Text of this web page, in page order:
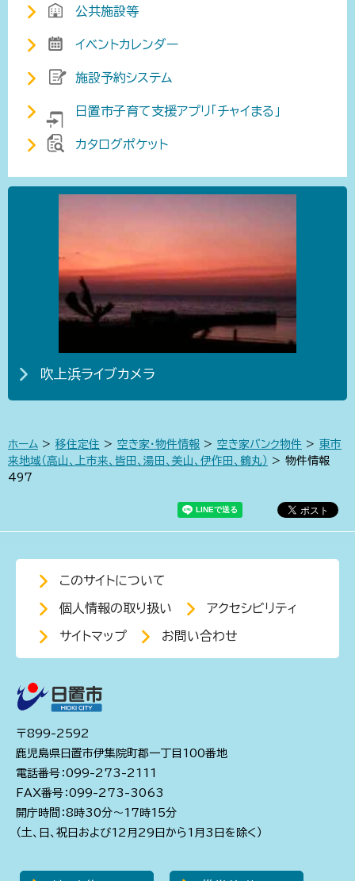
公共施設等
イベントカレンダー
施設予約システム
日置市子育て支援アプリ「チャイまる」
カタログポケット
吹上浜ライブカメラ
ホーム > 移住定住 > 空き家・物件情報 > 空き家バンク物件 > 東市
来地域（高山、上市来、皆田、湯田、美山、伊作田、鶴丸） > 物件情報
497
このサイトについて
個人情報の取り扱い アクセシビリティ
サイトマップ お問い合わせ
〒899-2592
鹿児島県日置市伊集院町郡一丁目100番地
電話番号：099-273-2111
FAX番号：099-273-3063
開庁時間：8時30分～17時15分
（土、日、祝日および12月29日から1月3日を除く）